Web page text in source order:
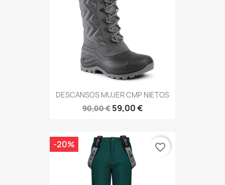
DESCANSOS MUJER CMP NIETOS
90,00 € 59,00 €
-20% favorite_border